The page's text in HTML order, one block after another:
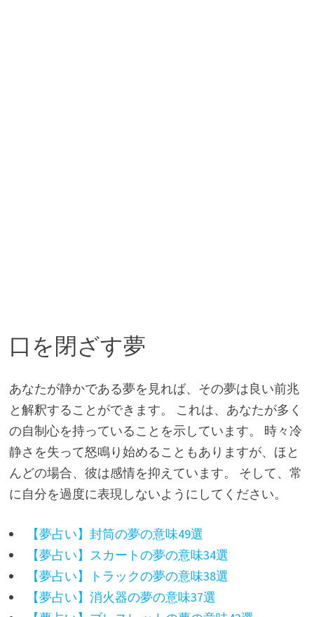
口を閉ざす夢
あなたが静かである夢を見れば、その夢は良い前兆
と解釈することができます。 これは、あなたが多く
の自制心を持っていることを示しています。 時々冷
静さを失って怒鳴り始めることもありますが、ほと
んどの場合、彼は感情を抑えています。 そして、常
に自分を過度に表現しないようにしてください。
【夢占い】封筒の夢の意味49選
【夢占い】スカートの夢の意味34選
【夢占い】トラックの夢の意味38選
【夢占い】消火器の夢の意味37選